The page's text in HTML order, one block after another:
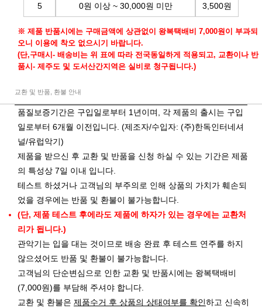
5 0원 이상 ~ 30,000원 미만 3,500원
※ 제품 반품시에는 구매금액에 상관없이 왕복택배비 7,000원이 부과되
오니 이용에 착오 없으시기 바랍니다.
(단,구매시- 배송비는 위 표에 따라 전국동일하게 적용되고, 교환이나 반
품시- 제주도 및 도서산간지역은 실비로 청구됩니다.)
교환 및 반품, 환불 안내
품질보증기간은 구입일로부터 1년이며, 각 제품의 출시는 구입
일로부터 6개월 이전입니다. (제조자/수입자: (주)한독인터네셔
널/유럽악기)
제품을 받으신 후 교환 및 반품을 신청 하실 수 있는 기간은 제품
의 특성상 7일 이내 입니다.
테스트 하셨거나 고객님의 부주의로 인해 상품의 가치가 훼손되
었을 경우에는 반품 및 환불이 불가능합니다.
(단, 제품 테스트 후에라도 제품에 하자가 있는 경우에는 교환처
리가 됩니다.)
관악기는 입을 대는 것이므로 배송 완료 후 테스트 연주를 하지
않으셨어도 반품 및 환불이 불가능합니다.
고객님의 단순변심으로 인한 교환 및 반품시에는 왕복택배비
(7,000원)를 부담해 주셔야 합니다.
교환 및 환불은 제품수거 후 상품의 상태여부를 확인하고 신속히